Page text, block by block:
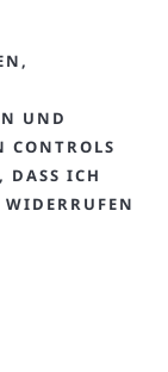
UND
CONTROLS
DASS ICH